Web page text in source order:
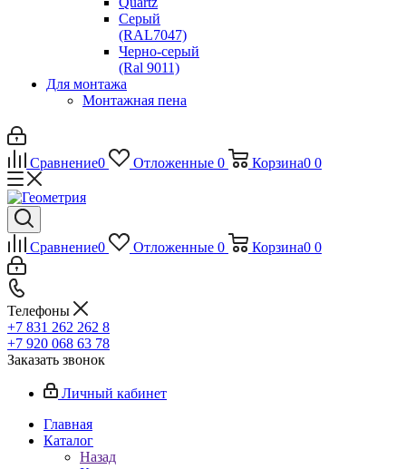
Серый
(RAL7047)
Черно-серый
(Ral 9011)
Для монтажа
Монтажная пена
Сравнение0 Отложенные 0 Корзина0 0
Сравнение0 Отложенные 0 Корзина0 0
Телефоны
+7 831 262 262 8
+7 920 068 63 78
Заказать звонок
Личный кабинет
Главная
Каталог
Назад